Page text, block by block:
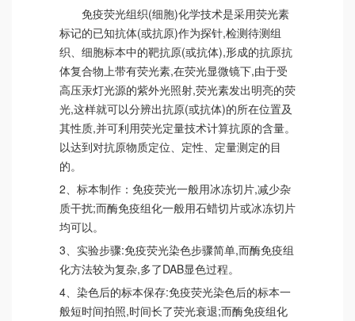
免疫荧光组织(细胞)化学技术是采用荧光素
标记的已知抗体(或抗原)作为探针,检测待测组
织、细胞标本中的靶抗原(或抗体),形成的抗原抗
体复合物上带有荧光素,在荧光显微镜下,由于受
高压汞灯光源的紫外光照射,荧光素发出明亮的荧
光,这样就可以分辨出抗原(或抗体)的所在位置及
其性质,并可利用荧光定量技术计算抗原的含量。
以达到对抗原物质定位、定性、定量测定的目
的。
2、标本制作：免疫荧光一般用冰冻切片,减少杂
质干扰;而酶免疫组化一般用石蜡切片或冰冻切片
均可以。
3、实验步骤:免疫荧光染色步骤简单,而酶免疫组
化方法较为复杂,多了DAB显色过程。
4、染色后的标本保存:免疫荧光染色后的标本一
般短时间拍照,时间长了荧光衰退;而酶免疫组化